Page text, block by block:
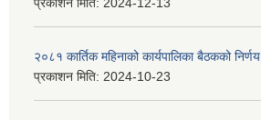
प्रकाशन मिति: 2024-12-13
२०८१ कार्तिक महिनाको कार्यपालिका बैठकको निर्णय
प्रकाशन मिति: 2024-10-23